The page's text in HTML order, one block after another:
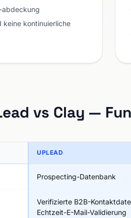
abdeckung
keine kontinuierliche
vs Clay —
UPLEAD
Prospecting-Datenbank
Verifizierte B2B-
Echtzeit-E-Mail-Validierung